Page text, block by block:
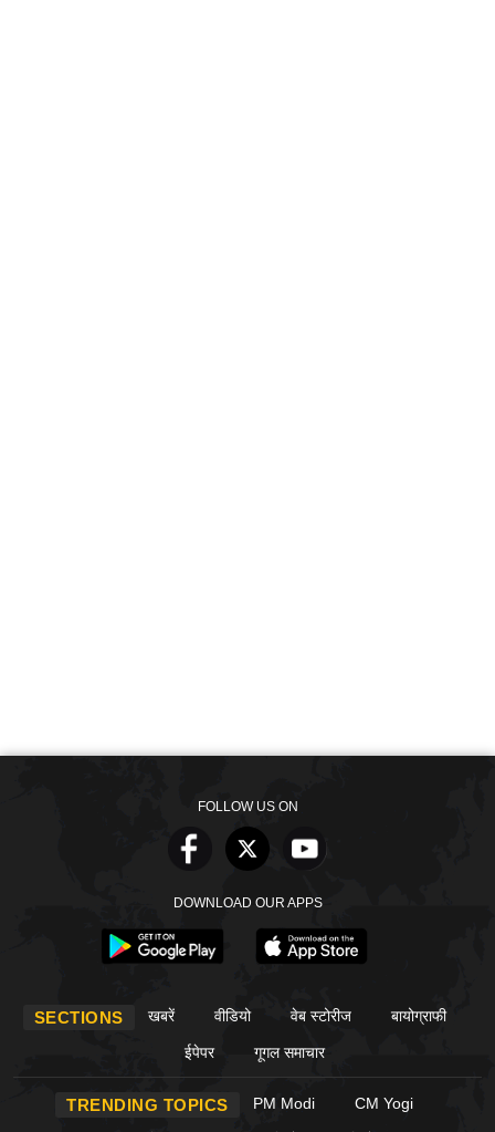
FOLLOW US ON
DOWNLOAD OUR APPS
SECTIONS खबरें वीडियो वेब स्टोरीज बायोग्राफी
ईपेपर गूगल समाचार
TRENDING TOPICS PM Modi CM Yogi